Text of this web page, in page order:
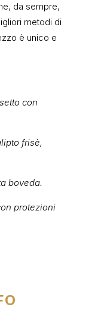
da sempre,
metodi di
è unico e
con
frisè,
boveda.
protezioni